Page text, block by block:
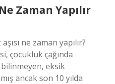
Zaman Yapılır
ne zaman yapılır?
çocukluk çağında
bilinmeyen, eksik
ancak son 10 yılda